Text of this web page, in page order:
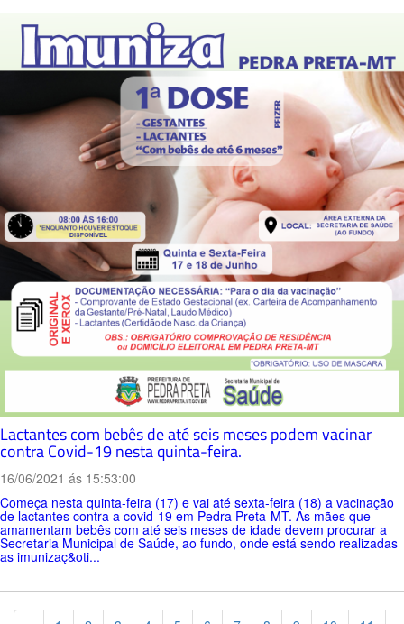
Lactantes com bebês de até seis meses podem vacinar
contra Covid-19 nesta quinta-feira.
16/06/2021 ás 15:53:00
Começa nesta quinta-feira (17) e vai até sexta-feira (18) a vacinação
de lactantes contra a covid-19 em Pedra Preta-MT. As mães que
amamentam bebês com até seis meses de idade devem procurar a
Secretaria Municipal de Saúde, ao fundo, onde está sendo realizadas
as imunizaç&oti...